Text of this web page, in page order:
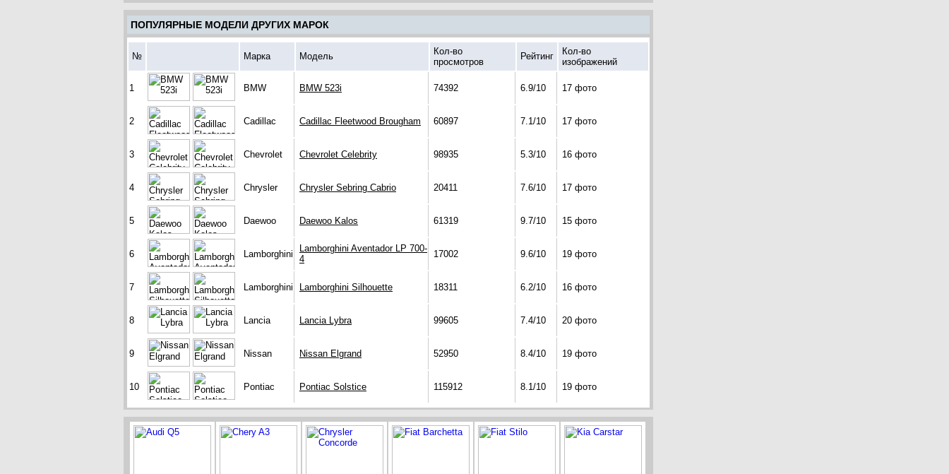
ПОПУЛЯРНЫЕ МОДЕЛИ ДРУГИХ МАРОК
№ Марка Модель
Кол-во
просмотров
Рейтинг
Кол-во
изображений
1 BMW BMW 523i 74392 6.9/10 17 фото
2 Cadillac Cadillac Fleetwood Brougham 60897 7.1/10 17 фото
3 Chevrolet Chevrolet Celebrity 98935 5.3/10 16 фото
4 Chrysler Chrysler Sebring Cabrio 20411 7.6/10 17 фото
5 Daewoo Daewoo Kalos 61319 9.7/10 15 фото
6 Lamborghini
Lamborghini Aventador LP 700-
4
17002 9.6/10 19 фото
7 Lamborghini Lamborghini Silhouette 18311 6.2/10 16 фото
8 Lancia Lancia Lybra 99605 7.4/10 20 фото
9 Nissan Nissan Elgrand 52950 8.4/10 19 фото
10 Pontiac Pontiac Solstice 115912 8.1/10 19 фото